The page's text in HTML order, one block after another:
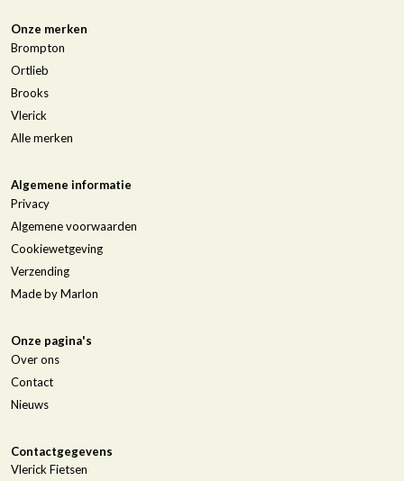
Onze merken
Brompton
Ortlieb
Brooks
Vlerick
Alle merken
Algemene informatie
Privacy
Algemene voorwaarden
Cookiewetgeving
Verzending
Made by Marlon
Onze pagina's
Over ons
Contact
Nieuws
Contactgegevens
Vlerick Fietsen